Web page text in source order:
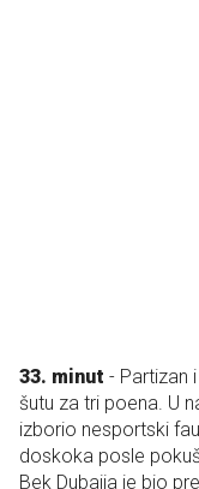
33. minut - Partizan
šutu za tri poena. U
izborio nesportski
doskoka posle
Bek Dubaija je bio